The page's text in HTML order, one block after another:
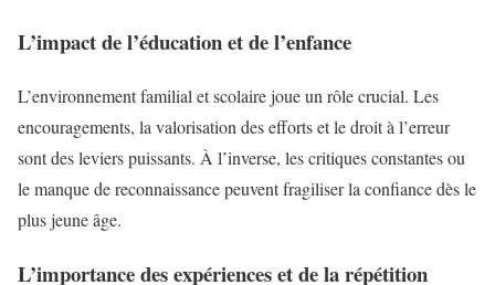
L’impact de l’éducation et de l’enfance
L’environnement familial et scolaire joue un rôle crucial. Les
encouragements, la valorisation des efforts et le droit à l’erreur
sont des leviers puissants. À l’inverse, les critiques constantes ou
le manque de reconnaissance peuvent fragiliser la confiance dès le
plus jeune âge.
L’importance des expériences et de la répétition